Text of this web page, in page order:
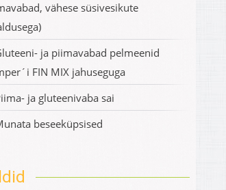
vähese süsivesikute
ja piimavabad pelmeenid
FIN MIX jahuseguga
ja gluteenivaba sai
beseeküpsised